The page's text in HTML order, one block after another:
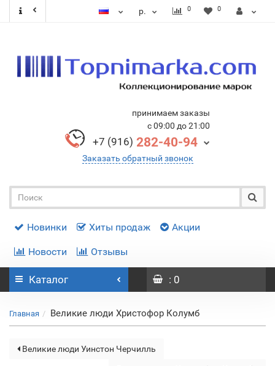
р. 0 0
принимаем заказы
с 09:00 до 21:00
+7 (916) 282-40-94
Заказать обратный звонок
Новинки Хиты продаж Акции
Новости Отзывы
Каталог : 0
Главная Великие люди Христофор Колумб
Великие люди Уинстон Черчилль